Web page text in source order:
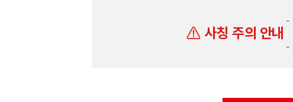
사칭 주의 안내